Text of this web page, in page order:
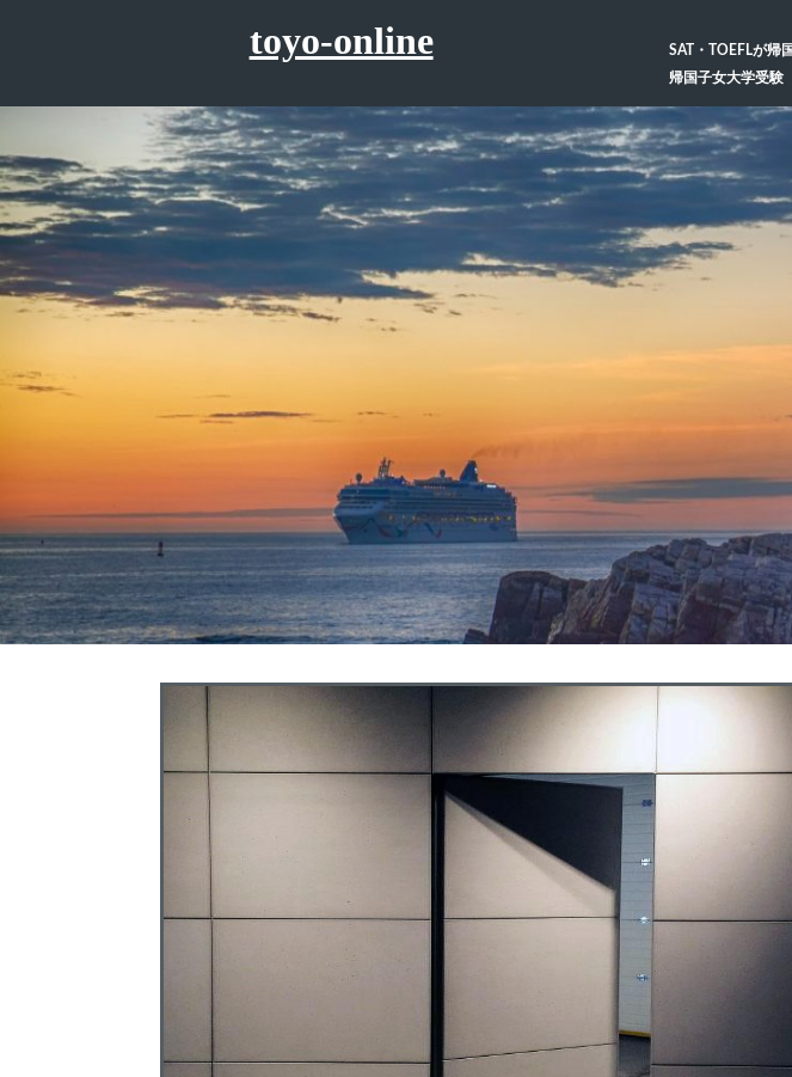
へ
ス
キ
ッ
プ
toyo-online SAT・TOEFLが帰
帰国子女大学受験